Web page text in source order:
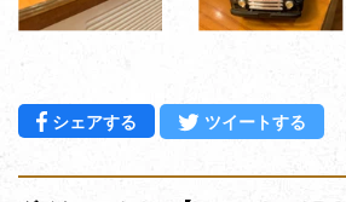
シェアする Facebookでシェアする
ツイートする